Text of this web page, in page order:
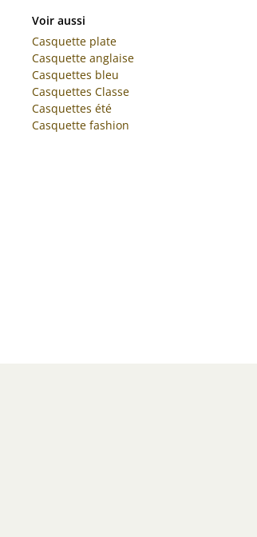
Voir aussi
Casquette plate
Casquette anglaise
Casquettes bleu
Casquettes Classe
Casquettes été
Casquette fashion